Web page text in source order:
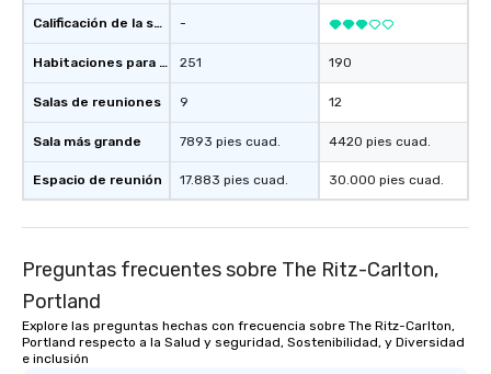
Calificación de la sede
Habitaciones para huéspedes
Salas de reuniones
Sala más grande
Espacio de reunión
-
251
9
7893 pies cuad.
17.883 pies cuad.
190
12
4420 pies cuad.
30.000 pies cuad.
Preguntas frecuentes sobre The Ritz-Carlton,
Portland
Explore las preguntas hechas con frecuencia sobre The Ritz-Carlton,
Portland respecto a la Salud y seguridad, Sostenibilidad, y Diversidad
e inclusión